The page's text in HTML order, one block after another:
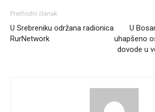
Prethodni članak
U Srebreniku održana radionica
RurNetwork
U
uhapšeno
dovode u